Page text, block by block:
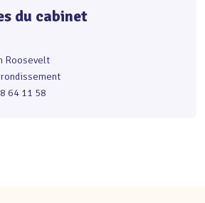
du cabinet
Roosevelt
64 11 58